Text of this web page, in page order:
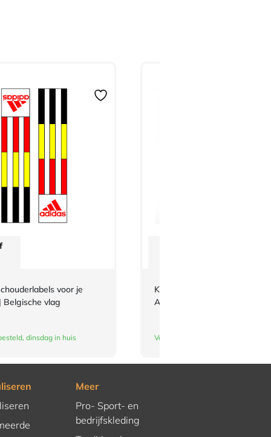
voor je
Belgische vlag
dinsdag in huis
Karate-hijab (WKF-approved)
Arawaza | zwart
Vandaag besteld, dinsdag in huis
Meer
Pro- Sport- en
bedrijfskleding